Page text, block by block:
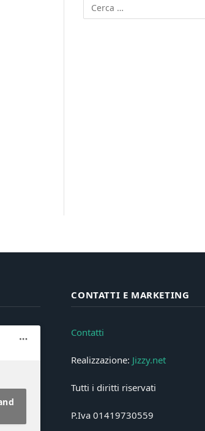
CONTATTI E MARKETING
Contatti
Realizzazione: Jizzy.net
Tutti i diritti riservati
P.Iva 01419730559